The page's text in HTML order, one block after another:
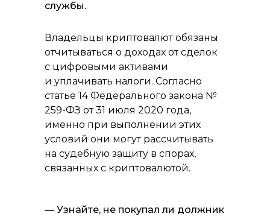
службы.
— Узнайте, не покупал ли должник
Владельцы криптовалют обязаны
отчитываться о доходах от сделок
с цифровыми активами
и уплачивать налоги. Согласно
статье 14 Федерального закона №
259-ФЗ от 31 июля 2020 года,
именно при выполнении этих
условий они могут рассчитывать
на судебную защиту в спорах,
связанных с криптовалютой.